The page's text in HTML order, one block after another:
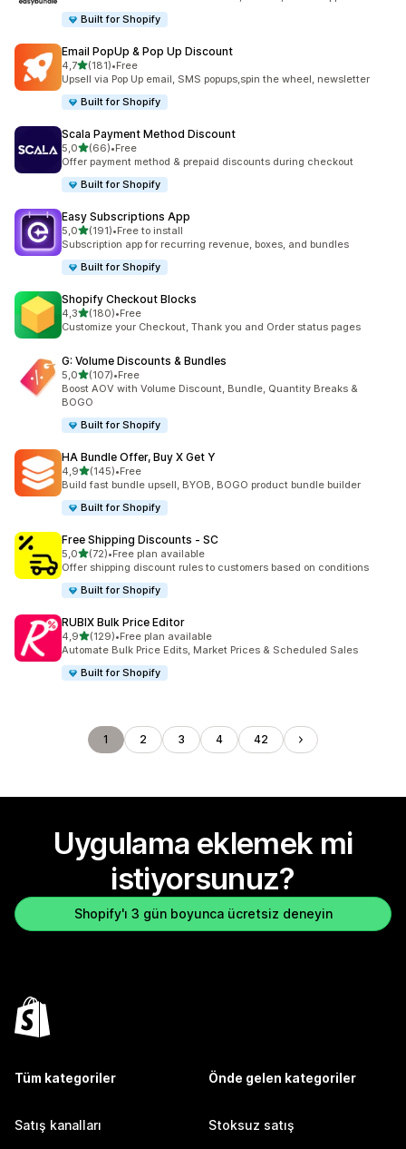
Built for Shopify
Email PopUp & Pop Up Discount
4,75 yıldız üzerinden
(181)
toplam 181 değerlendirme
•Free
Upsell via Pop Up email, SMS popups,spin the wheel, newsletter
Built for Shopify
Scala Payment Method Discount
5,05 yıldız üzerinden
(66)
toplam 66 değerlendirme
•Free
Offer payment method & prepaid discounts during checkout
Built for Shopify
Easy Subscriptions App
5,05 yıldız üzerinden
(191)
toplam 191 değerlendirme
•Free to install
Subscription app for recurring revenue, boxes, and bundles
Built for Shopify
Shopify Checkout Blocks
4,35 yıldız üzerinden
(180)
toplam 180 değerlendirme
•Free
Customize your Checkout, Thank you and Order status pages
G: Volume Discounts & Bundles
5,05 yıldız üzerinden
(107)
toplam 107 değerlendirme
•Free
Boost AOV with Volume Discount, Bundle, Quantity Breaks &
BOGO
Built for Shopify
HA Bundle Offer, Buy X Get Y
4,95 yıldız üzerinden
(145)
toplam 145 değerlendirme
•Free
Build fast bundle upsell, BYOB, BOGO product bundle builder
Built for Shopify
Free Shipping Discounts ‑ SC
5,05 yıldız üzerinden
(72)
toplam 72 değerlendirme
•Free plan available
Offer shipping discount rules to customers based on conditions
Built for Shopify
RUBIX Bulk Price Editor
4,95 yıldız üzerinden
(129)
toplam 129 değerlendirme
•Free plan available
Automate Bulk Price Edits, Market Prices & Scheduled Sales
Built for Shopify
1 2 3 4 42
Uygulama eklemek mi
istiyorsunuz?
Shopify'ı 3 gün boyunca ücretsiz deneyin
Tüm kategoriler
Satış kanalları
Önde gelen kategoriler
Stoksuz satış